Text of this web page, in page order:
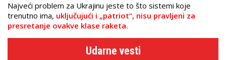
Najveći problem za Ukrajinu jeste to što sistemi koje
trenutno ima, uključujući i „patriot“, nisu pravljeni za
presretanje ovakve klase raketa.
Udarne vesti